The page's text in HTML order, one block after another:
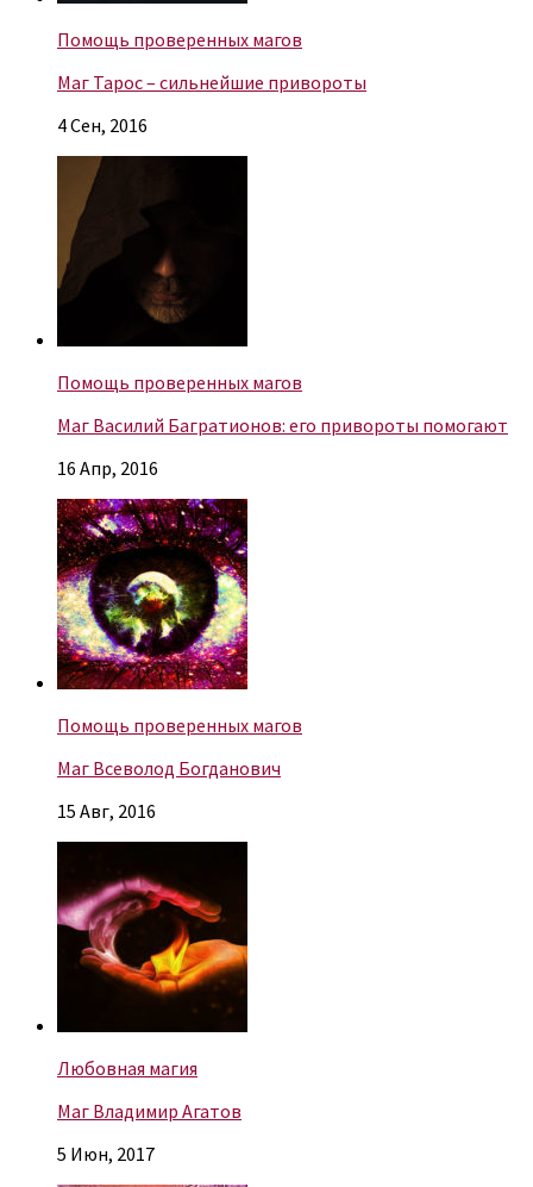
Помощь проверенных магов
Маг Тарос – сильнейшие привороты
4 Сен, 2016
Помощь проверенных магов
Маг Василий Багратионов: его привороты помогают
16 Апр, 2016
Помощь проверенных магов
Маг Всеволод Богданович
15 Авг, 2016
Любовная магия
Маг Владимир Агатов
5 Июн, 2017